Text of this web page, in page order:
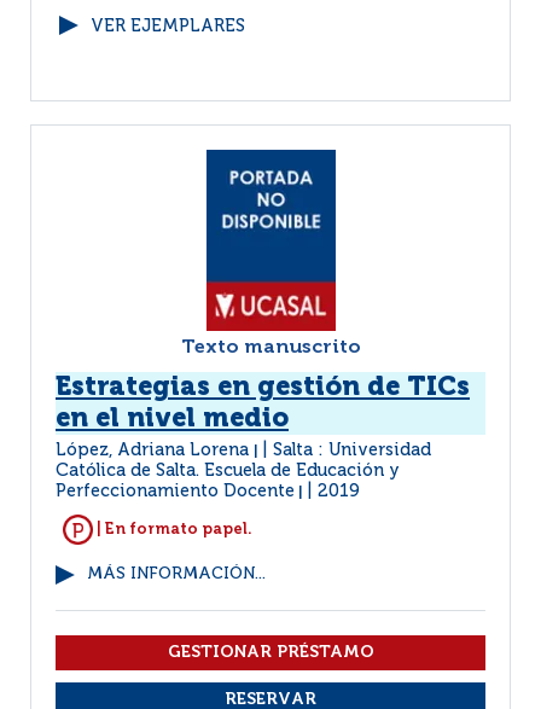
VER EJEMPLARES
Texto manuscrito
Estrategias en gestión de TICs
en el nivel medio
López, Adriana Lorena
Salta : Universidad
Católica de Salta. Escuela de Educación y
Perfeccionamiento Docente
2019
| En formato papel.
MÁS INFORMACIÓN...